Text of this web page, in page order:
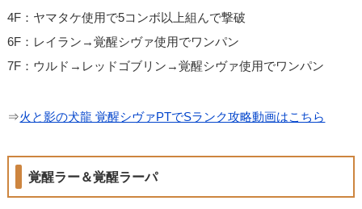
4F：ヤマタケ使用で5コンボ以上組んで撃破
6F：レイラン→覚醒シヴァ使用でワンパン
7F：ウルド→レッドゴブリン→覚醒シヴァ使用でワンパン
⇒火と影の犬龍 覚醒シヴァPTでSランク攻略動画はこちら
覚醒ラー＆覚醒ラーパ